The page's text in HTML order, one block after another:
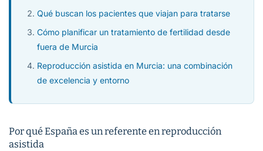
Qué buscan los pacientes que viajan para tratarse
Cómo planificar un tratamiento de fertilidad desde
fuera de Murcia
Reproducción asistida en Murcia: una combinación
de excelencia y entorno
Por qué España es un referente en reproducción
asistida